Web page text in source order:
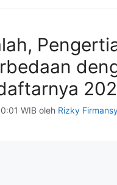
WIB oleh Rizky